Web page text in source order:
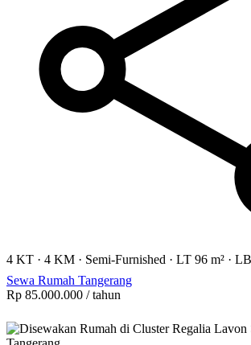
4 KT · 4 KM · Semi-Furnished · LT 96 m² ·
Sewa Rumah Tangerang
Rp 85.000.000 / tahun